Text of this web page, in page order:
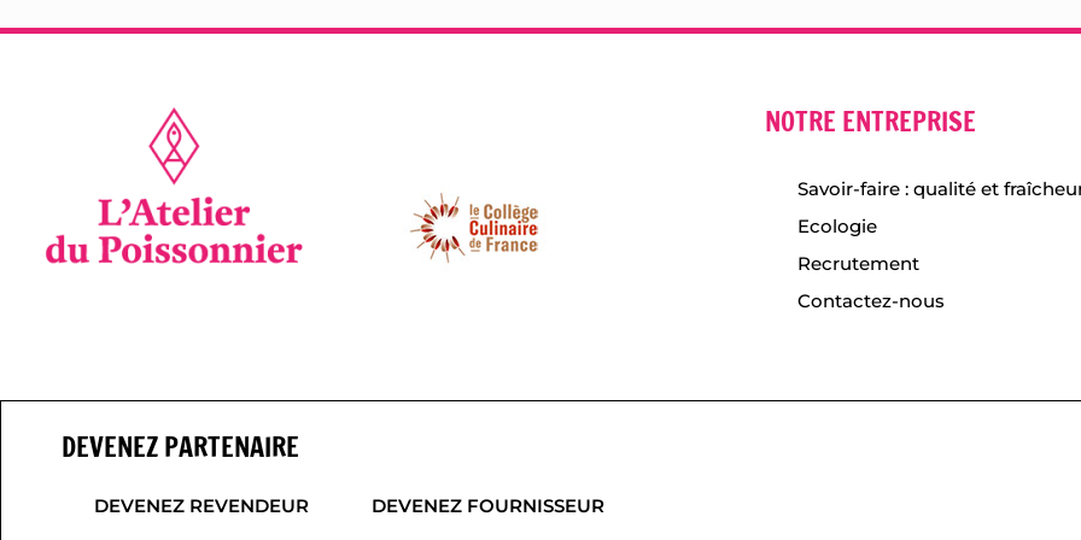
NOTRE ENTREPRISE
Savoir-faire : qualité et
Ecologie
Recrutement
Contactez-nous
DEVENEZ PARTENAIRE
DEVENEZ REVENDEUR DEVENEZ FOURNISSEUR